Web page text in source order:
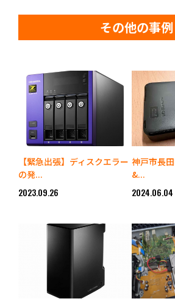
その他の事例
【緊急出張】ディスクエラー
の発...
2023.09.26
神戸市長
&...
2024.06.04